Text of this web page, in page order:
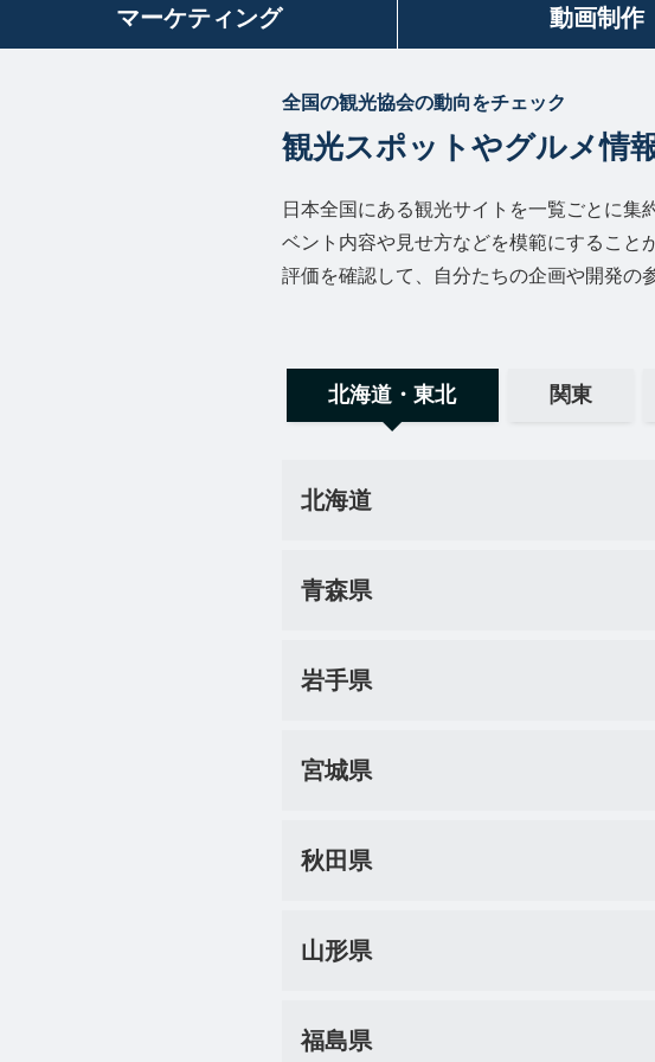
マーケティング 動画制作
全国の観光協会の動向をチェック
観光スポットやグルメ情
日本全国にある観光サイトを一覧ごとに
ベント内容や見せ方などを模範にすること
評価を確認して、自分たちの企画や開発の
北海道・東北 関東
北海道
青森県
岩手県
宮城県
秋田県
山形県
福島県